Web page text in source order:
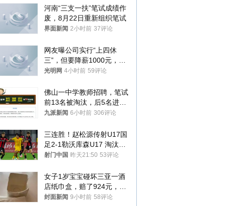
河南“三支一扶”笔试成绩作
废，8月22日重新组织笔试
界面新闻 2小时前 37评论
网友曝公司实行“上四休
三”，但要降薪1000元，不
接受只能辞职
光明网 4小时前 59评论
佛山一中学教师招聘，笔试
前13名被淘汰，后5名进体
检，被疑萝卜岗，官方通
九派新闻 6小时前 306评论
三连胜！赵松源传射U17国
足2-1勒沃库森U17 淘汰赛
将战河床
射门中国 昨天21:50 53评论
女子1岁宝宝碰坏三亚一酒
店纸巾盒，赔了924元，发
帖吐槽后酒店退还一半的
封面新闻 9小时前 58评论